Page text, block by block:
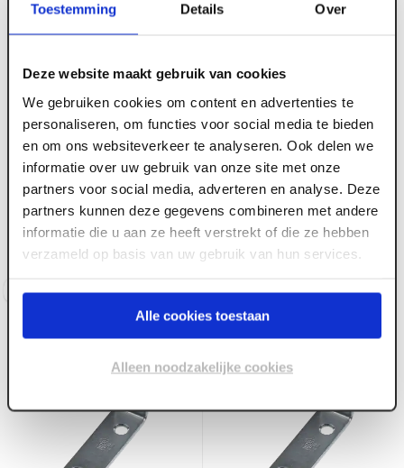
Toestemming Details Over
Deze website maakt gebruik van cookies
We gebruiken cookies om content en advertenties te
personaliseren, om functies voor social media te bieden
en om ons websiteverkeer te analyseren. Ook delen we
informatie over uw gebruik van onze site met onze
partners voor social media, adverteren en analyse. Deze
partners kunnen deze gegevens combineren met andere
informatie die u aan ze heeft verstrekt of die ze hebben
verzameld op basis van uw gebruik van hun services.
Alle cookies toestaan
Alleen noodzakelijke cookies
ART002734
Balkdrager met lip
verzinkt 71 x 246 mm
Voorraad: 120+
Log in voor prijzen
ART002729
Balkdrager met lip
verzinkt 46 x 146 mm
Voorraad: 50+
Log in voor prijzen